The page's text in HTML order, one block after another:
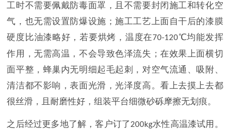
工时不需要佩戴防毒面罩，且不需要封闭施工和转化空
气，也无需设置防爆设施；施工工艺上面自干后的漆膜
硬度比油漆略好，若要烘烤，温度在 70-120℃均能发挥
作用，无需高温，不会导致色泽流失；在效果上面横切
面平整，蜂巢内无明细起毛起刺，对空气流通、吸附、
清洁都不影响，表面光滑，光泽度高。看上去摸上去都
很丝滑，且耐磨性好，组装平台细微砂砾摩擦无划痕。
之后经过更多地了解，客户订了200kg水性高温漆试用。